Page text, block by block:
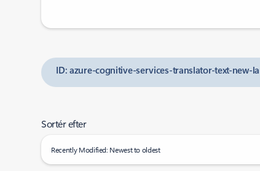
ID: azure-cognitive-services-translator-text-new-
Sortér efter
Recently Modified: Newest to oldest